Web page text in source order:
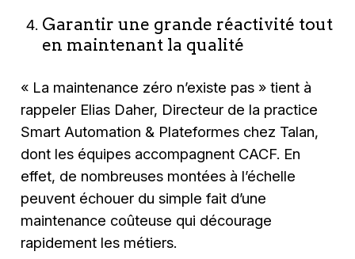
Garantir une grande réactivité tout
en maintenant la qualité
« La maintenance zéro n’existe pas »tient à
rappeler Elias Daher, Directeur de la practice
Smart Automation & Plateformes chez Talan,
dont les équipes accompagnent CACF. En
effet, de nombreuses montées à l’échelle
peuvent échouer du simple fait d’une
maintenance coûteuse qui décourage
rapidement les métiers.